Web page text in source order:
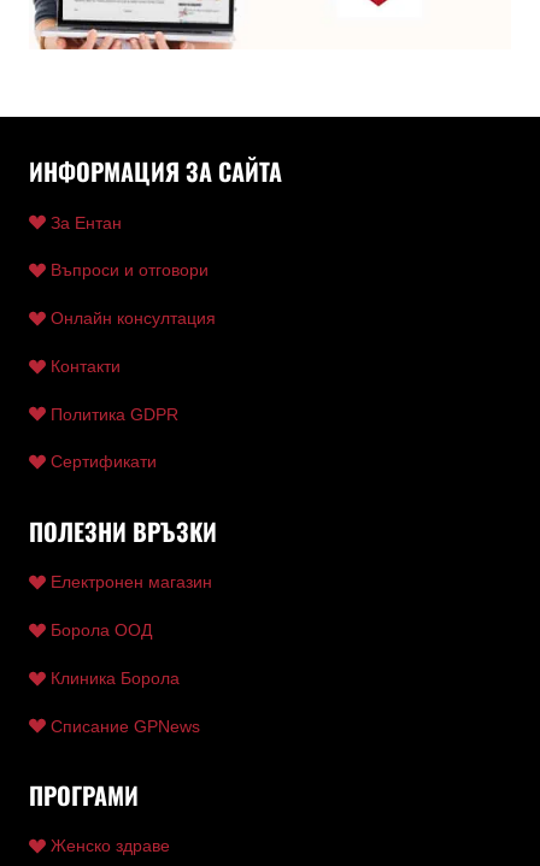
ИНФОРМАЦИЯ ЗА САЙТА
За Ентан
Въпроси и отговори
Онлайн консултация
Контакти
Политика GDPR
Сертификати
ПОЛЕЗНИ ВРЪЗКИ
Електронен магазин
Борола ООД
Клиника Борола
Списание GPNews
ПРОГРАМИ
Женско здраве